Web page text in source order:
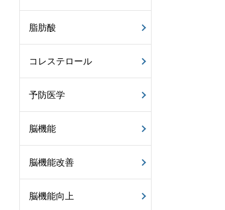
脂肪酸
コレステロール
予防医学
脳機能
脳機能改善
脳機能向上